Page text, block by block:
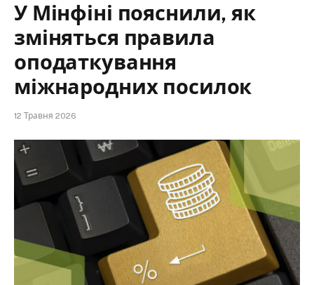
У Мінфіні пояснили, як
зміняться правила
оподаткування
міжнародних посилок
12 Травня 2026